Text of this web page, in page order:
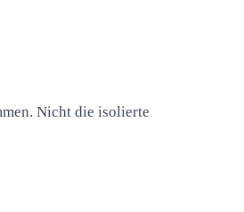
Nicht die isolierte